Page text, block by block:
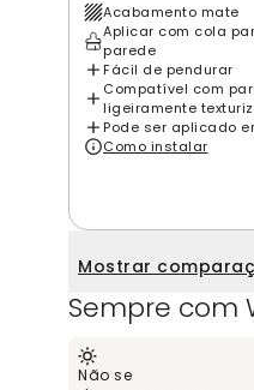
Acabamento mate
Aplicar com cola
parede
Fácil de pendurar
Compatível com
ligeiramente
Pode ser aplicado
Como instalar
Mostrar
Sempre com
Não se